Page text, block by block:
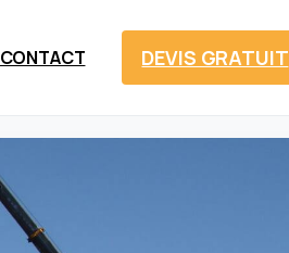
CONTACT DEVIS GRATUIT